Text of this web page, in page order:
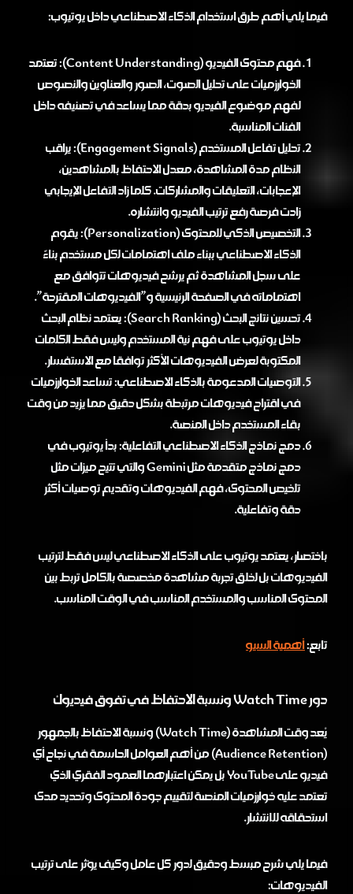
فيما يلي أهم طرق استخدام الذكاء الاصطناعي داخل يوتيوب:
فهم محتوى الفيديو (Content Understanding): تعتمد
الخوارزميات على تحليل الصوت، الصور والعناوين والنصوص
لفهم موضوع الفيديو بدقة مما يساعد في تصنيفه داخل
الفئات المناسبة.
تحليل تفاعل المستخدم (Engagement Signals): يراقب
النظام مدة المشاهدة، معدل الاحتفاظ بالمشاهدين،
الإعجابات، التعليقات والمشاركات. كلما زاد التفاعل الإيجابي
زادت فرصة رفع ترتيب الفيديو وانتشاره.
التخصيص الذكي للمحتوى (Personalization): يقوم
الذكاء الاصطناعي ببناء ملف اهتمامات لكل مستخدم بناءً
على سجل المشاهدة ثم يرشح فيديوهات تتوافق مع
اهتماماته في الصفحة الرئيسية و”الفيديوهات المقترحة”.
تحسين نتائج البحث (Search Ranking): يعتمد نظام البحث
داخل يوتيوب على فهم نية المستخدم وليس فقط الكلمات
المكتوبة لعرض الفيديوهات الأكثر توافقا مع الاستفسار.
التوصيات المدعومة بالذكاء الاصطناعي: تساعد الخوارزميات
في اقتراح فيديوهات مرتبطة بشكل دقيق مما يزيد من وقت
بقاء المستخدم داخل المنصة.
دمج نماذج الذكاء الاصطناعي التفاعلية: بدأ يوتيوب في
دمج نماذج متقدمة مثل Gemini والتي تتيح ميزات مثل
تلخيص المحتوى، فهم الفيديوهات وتقديم توصيات أكثر
دقة وتفاعلية.
باختصار، يعتمد يوتيوب على الذكاء الاصطناعي ليس فقط لترتيب
الفيديوهات بل لخلق تجربة مشاهدة مخصصة بالكامل تربط بين
المحتوى المناسب والمستخدم المناسب في الوقت المناسب.
تابع:أهمية السيو
دور Watch Time ونسبة الاحتفاظ في تفوق فيديوك
يُعد وقت المشاهدة (Watch Time) ونسبة الاحتفاظ بالجمهور
(Audience Retention) من أهم العوامل الحاسمة في نجاح أي
فيديو على YouTube بل يمكن اعتبارهما العمود الفقري الذي
تعتمد عليه خوارزميات المنصة لتقييم جودة المحتوى وتحديد مدى
استحقاقه للانتشار.
فيما يلي شرح مبسط ودقيق لدور كل عامل وكيف يؤثر على ترتيب
الفيديوهات: